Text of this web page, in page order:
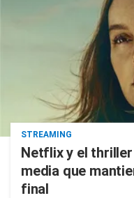
STREAMING
Netflix y el
media que
final